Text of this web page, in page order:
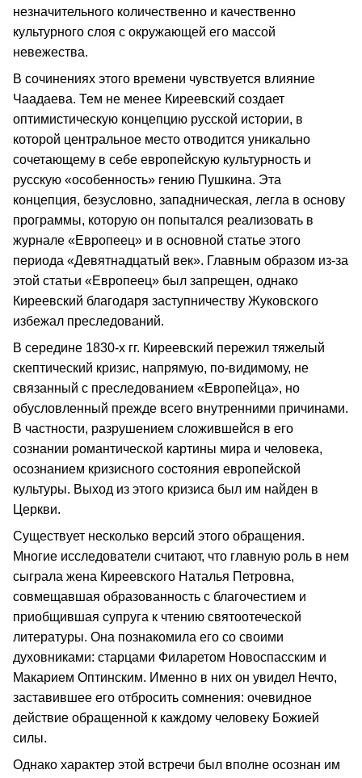
незначительного количественно и качественно
культурного слоя с окружающей его массой
невежества.
В сочинениях этого времени чувствуется влияние
Чаадаева. Тем не менее Киреевский создает
оптимистическую концепцию русской истории, в
которой центральное место отводится уникально
сочетающему в себе европейскую культурность и
русскую «особенность» гению Пушкина. Эта
концепция, безусловно, западническая, легла в основу
программы, которую он попытался реализовать в
журнале «Европеец» и в основной статье этого
периода «Девятнадцатый век». Главным образом из-за
этой статьи «Европеец» был запрещен, однако
Киреевский благодаря заступничеству Жуковского
избежал преследований.
В середине 1830-х гг. Киреевский пережил тяжелый
скептический кризис, напрямую, по-видимому, не
связанный с преследованием «Европейца», но
обусловленный прежде всего внутренними причинами.
В частности, разрушением сложившейся в его
сознании романтической картины мира и человека,
осознанием кризисного состояния европейской
культуры. Выход из этого кризиса был им найден в
Церкви.
Существует несколько версий этого обращения.
Многие исследователи считают, что главную роль в нем
сыграла жена Киреевского Наталья Петровна,
совмещавшая образованность с благочестием и
приобщившая супруга к чтению святоотеческой
литературы. Она познакомила его со своими
духовниками: старцами Филаретом Новоспасским и
Макарием Оптинским. Именно в них он увидел Нечто,
заставившее его отбросить сомнения: очевидное
действие обращенной к каждому человеку Божией
силы.
Однако характер этой встречи был вполне осознан им